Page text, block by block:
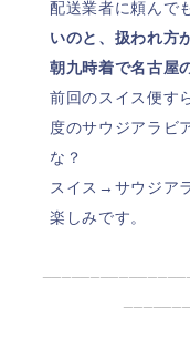
配送業者に頼んで
いのと、扱われ方
朝九時着で名古屋
前回のスイス便す
度のサウジアラビ
な？
スイス→サウジア
楽しみです。